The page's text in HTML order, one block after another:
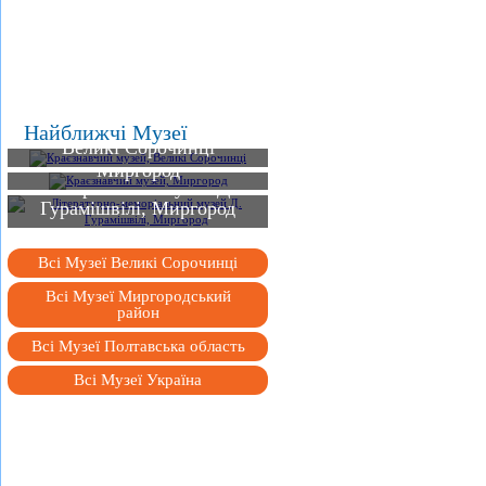
Найближчі Музеї
Краєзнавчий музей,
Великі Сорочинці
Краєзнавчий музей,
Миргород
Літературно-
меморіальний музей Д.
Гурамішвілі, Миргород
Всі Музеї Великі Сорочинці
Всі Музеї Миргородський
район
Всі Музеї Полтавська область
Всі Музеї Україна